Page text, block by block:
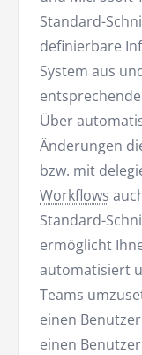
Standard-
definierbare
System aus
Über
Änderungen
bzw. mit
Workflows
Standard-
ermöglicht
automatisiert
Teams
einen
einen